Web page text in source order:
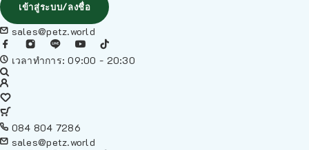
เข้าสู่ระบบ/ลงชื่อ
sales@petz.world
เวลาทำการ: 09:00 - 20:30
084 804 7286
sales@petz.world